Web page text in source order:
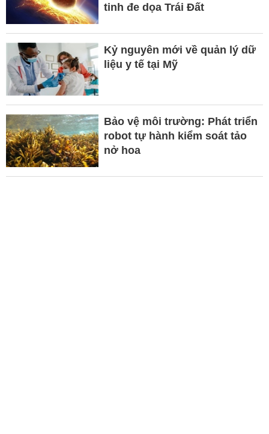
tinh đe dọa Trái Đất
Kỷ nguyên mới về quản lý dữ
liệu y tế tại Mỹ
Bảo vệ môi trường: Phát triển
robot tự hành kiểm soát tảo
nở hoa